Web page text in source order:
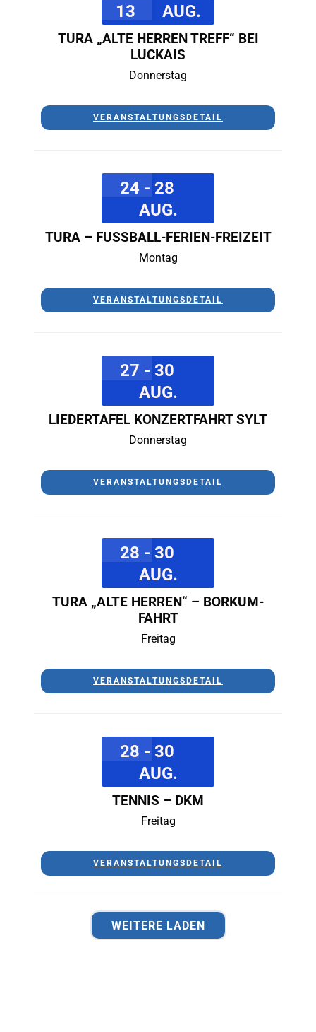
13 AUG.
TURA „ALTE HERREN TREFF“ BEI
LUCKAIS
Donnerstag
VERANSTALTUNGSDETAIL
24 - 28
AUG.
TURA – FUSSBALL-FERIEN-FREIZEIT
Montag
VERANSTALTUNGSDETAIL
27 - 30
AUG.
LIEDERTAFEL KONZERTFAHRT SYLT
Donnerstag
VERANSTALTUNGSDETAIL
28 - 30
AUG.
TURA „ALTE HERREN“ – BORKUM-
FAHRT
Freitag
VERANSTALTUNGSDETAIL
28 - 30
AUG.
TENNIS – DKM
Freitag
VERANSTALTUNGSDETAIL
WEITERE LADEN